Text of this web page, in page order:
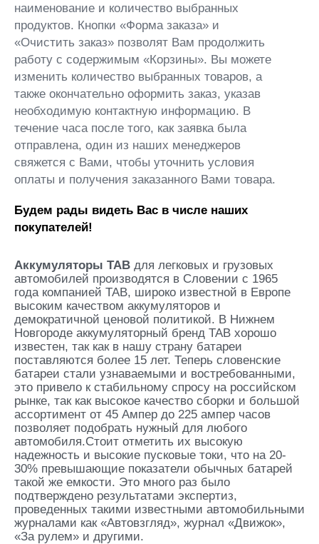
наименование и количество выбранных
продуктов. Кнопки «Форма заказа» и
«Очистить заказ» позволят Вам продолжить
работу с содержимым «Корзины». Вы можете
изменить количество выбранных товаров, а
также окончательно оформить заказ, указав
необходимую контактную информацию. В
течение часа после того, как заявка была
отправлена, один из наших менеджеров
свяжется с Вами, чтобы уточнить условия
оплаты и получения заказанного Вами товара.
Будем рады видеть Вас в числе наших
покупателей!
Аккумуляторы TAB для легковых и грузовых
автомобилей производятся в Словении с 1965
года компанией TAB, широко известной в Европе
высоким качеством аккумуляторов и
демократичной ценовой политикой. В Нижнем
Новгороде аккумуляторный бренд TAB хорошо
известен, так как в нашу страну батареи
поставляются более 15 лет. Теперь словенские
батареи стали узнаваемыми и востребованными,
это привело к стабильному спросу на российском
рынке, так как высокое качество сборки и большой
ассортимент от 45 Ампер до 225 ампер часов
позволяет подобрать нужный для любого
автомобиля.Стоит отметить их высокую
надежность и высокие пусковые токи, что на 20-
30% превышающие показатели обычных батарей
такой же емкости. Это много раз было
подтверждено результатами экспертиз,
проведенных такими известными автомобильными
журналами как «Автовзгляд», журнал «Движок»,
«За рулем» и другими.